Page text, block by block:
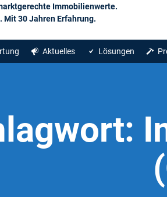
Immobilienwerte.
Mit 30 Jahren Erfahrung.
Aktuelles Lösungen